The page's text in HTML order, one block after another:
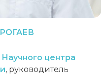
РОГАЕВ
Научного центра
, руководитель